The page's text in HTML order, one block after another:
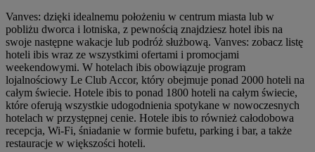
Vanves: dzięki idealnemu położeniu w centrum miasta lub w
pobliżu dworca i lotniska, z pewnością znajdziesz hotel ibis na
swoje następne wakacje lub podróż służbową. Vanves: zobacz listę
hoteli ibis wraz ze wszystkimi ofertami i promocjami
weekendowymi. W hotelach ibis obowiązuje program
lojalnościowy Le Club Accor, który obejmuje ponad 2000 hoteli na
całym świecie. Hotele ibis to ponad 1800 hoteli na całym świecie,
które oferują wszystkie udogodnienia spotykane w nowoczesnych
hotelach w przystępnej cenie. Hotele ibis to również całodobowa
recepcja, Wi-Fi, śniadanie w formie bufetu, parking i bar, a także
restauracje w większości hoteli.